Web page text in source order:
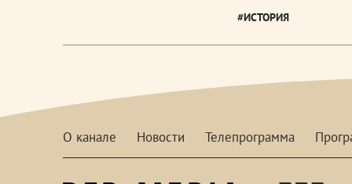
#ИСТОРИЯ
О канале Новости Телепрограмма